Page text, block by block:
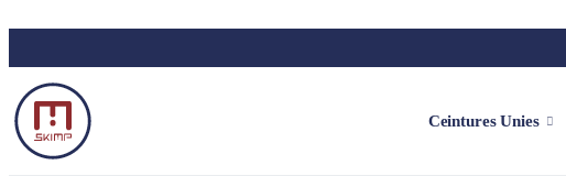
Ceintures Unies